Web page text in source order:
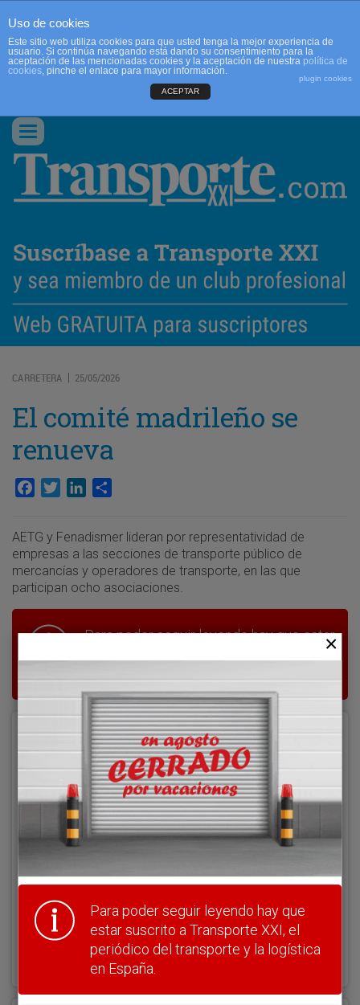
CONTACTO
Conmutar
navegación
CARRETERA | 25/05/2026
El comité madrileño se
renueva
Facebook
TwitterLinkedIn
AETG y Fenadismer lideran por representatividad de
empresas a las secciones de transporte público de
mercancías y operadores de transporte, en las que
participan ocho asociaciones.
Para poder seguir leyendo hay que estar
Nombre de usuario
Clave
¿Olvidó su clave?
Haga clic aquí para recuperarla.
Uso de cookies
Este sitio web utiliza cookies para que usted tenga la mejor experiencia de
usuario. Si continúa navegando está dando su consentimiento para la
aceptación de las mencionadas cookies y la aceptación de nuestra política de
cookies, pinche el enlace para mayor información.
plugin cookies
ACEPTAR
Para poder seguir leyendo hay que
estar suscrito a Transporte XXI, el
periódico del transporte y la logística
en España.